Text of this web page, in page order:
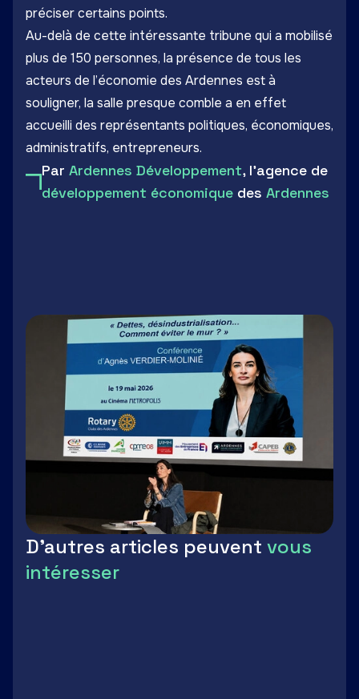
préciser certains points.
Au-delà de cette intéressante tribune qui a mobilisé
plus de 150 personnes, la présence de tous les
acteurs de l’économie des Ardennes est à
souligner, la salle presque comble a en effet
accueilli des représentants politiques, économiques,
administratifs, entrepreneurs.
Par Ardennes Développement, l'agence de
développement économique des Ardennes
D'autres articles peuvent vous
intéresser